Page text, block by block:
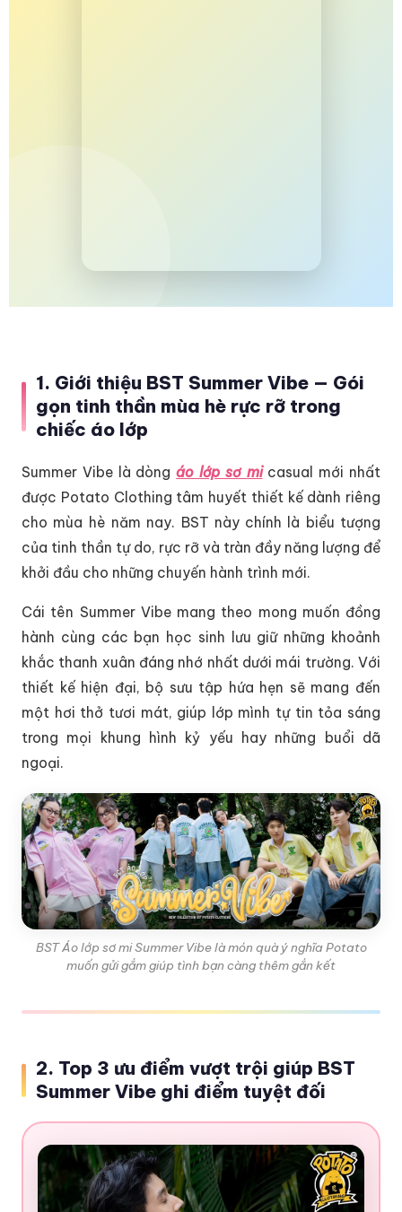
1. Giới thiệu BST Summer Vibe — Gói
gọn tinh thần mùa hè rực rỡ trong
chiếc áo lớp
Summer Vibe là dòngáo lớp sơ micasual mới nhất
được Potato Clothing tâm huyết thiết kế dành riêng
cho mùa hè năm nay. BST này chính là biểu tượng
của tinh thần tự do, rực rỡ và tràn đầy năng lượng để
khởi đầu cho những chuyến hành trình mới.
Cái tên Summer Vibe mang theo mong muốn đồng
hành cùng các bạn học sinh lưu giữ những khoảnh
khắc thanh xuân đáng nhớ nhất dưới mái trường. Với
thiết kế hiện đại, bộ sưu tập hứa hẹn sẽ mang đến
một hơi thở tươi mát, giúp lớp mình tự tin tỏa sáng
trong mọi khung hình kỷ yếu hay những buổi dã
ngoại.
BST Áo lớp sơ mi Summer Vibe là món quà ý nghĩa Potato
muốn gửi gắm giúp tình bạn càng thêm gắn kết
2. Top 3 ưu điểm vượt trội giúp BST
Summer Vibe ghi điểm tuyệt đối